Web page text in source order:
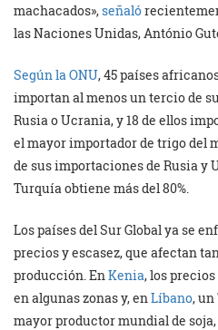
machacados»,señaló
las Naciones Unidas, António
Según la ONU, 45 países
importan al menos un tercio de
Rusia o Ucrania, y 18 de ellos
el mayor importador de trigo del
de sus importaciones de Rusia y
Turquía obtiene más del 80%.
Los países del Sur Global ya se
precios y escasez, que afectan
producción. En Kenia, los
en algunas zonas y, en Líbano, un
mayor productor mundial de